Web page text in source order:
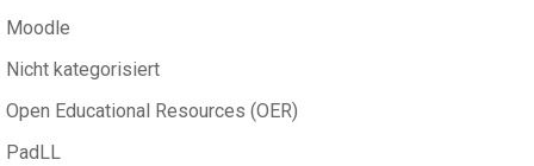
Moodle
Nicht kategorisiert
Open Educational Resources (OER)
PadLL